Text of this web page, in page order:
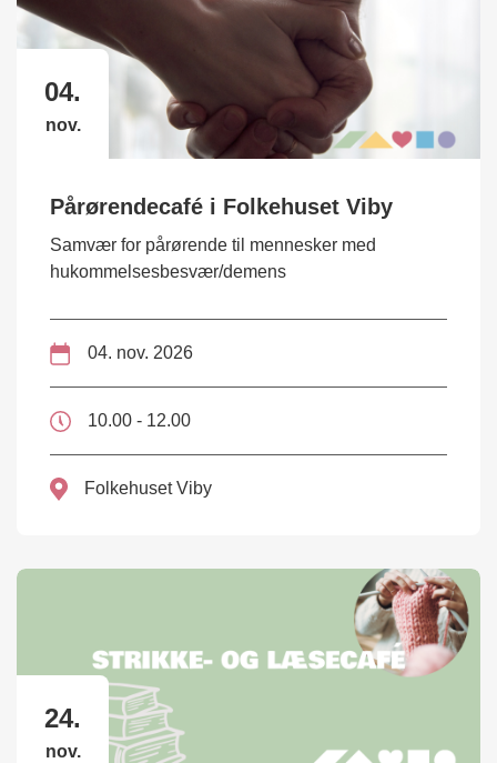
04.
nov.
Pårørendecafé i Folkehuset Viby
Samvær for pårørende til mennesker med
hukommelsesbesvær/demens
04. nov. 2026
10.00 - 12.00
Folkehuset Viby
24.
nov.